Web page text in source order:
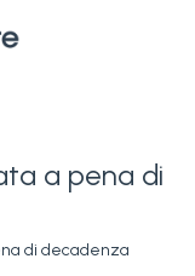
a pena di
di decadenza